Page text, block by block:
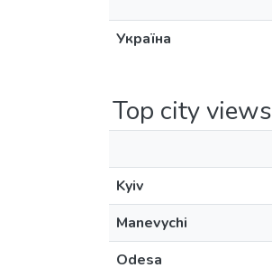
Україна
Top city views
Kyiv
Manevychi
Odesa